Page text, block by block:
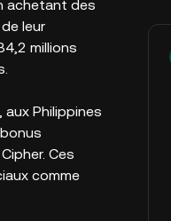
achetant des
leur
millions
Philippines
Ces
comme